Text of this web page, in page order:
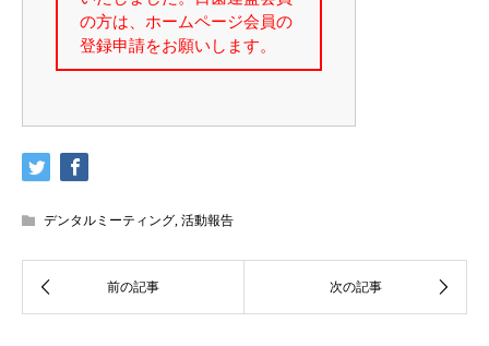
デンタルミーティング, 活動報告